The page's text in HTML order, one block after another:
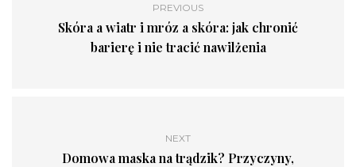
PREVIOUS
Skóra a wiatr i mróz a skóra: jak chronić
barierę i nie tracić nawilżenia
NEXT
Domowa maska na trądzik? Przyczyny,